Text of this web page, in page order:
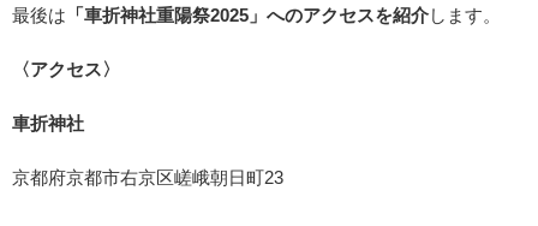
最後は 「車折神社重陽祭2025」へのアクセスを紹介 します。
〈アクセス〉
車折神社
京都府京都市右京区嵯峨朝日町23